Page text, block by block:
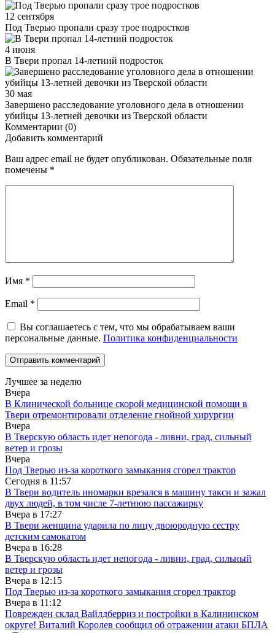
12 сентября
Под Тверью пропали сразу трое подростков
4 июня
В Твери пропал 14-летний подросток
30 мая
Завершено расследование уголовного дела в отношении
убийцы 13-летней девочки из Тверской области
Комментарии (0)
Добавить комментарий
Ваш адрес email не будет опубликован. Обязательные поля
помечены *
Имя *
Email *
Вы соглашаетесь с тем, что мы обрабатываем ваши
персональные данные. Политика конфиденциальности
Лучшее за неделю
Вчера
В Клинической больнице скорой медицинской помощи в
Твери отремонтировали отделение гнойной хирургии
Вчера
В Тверскую область идет непогода - ливни, град, сильный
ветер и грозы
Вчера
Под Тверью из-за короткого замыкания сгорел трактор
Сегодня в 11:57
В Твери водитель иномарки врезался в машину такси и зажал
двух людей, в том числе 7-летнюю пассажирку
Вчера в 17:27
В Твери женщина ударила по лицу двоюродную сестру
детским самокатом
Вчера в 16:28
В Тверскую область идет непогода - ливни, град, сильный
ветер и грозы
Вчера в 12:15
Под Тверью из-за короткого замыкания сгорел трактор
Вчера в 11:12
Поврежден склад Вайлдберриз и постройки в Калининском
округе! Виталий Королев сообщил об отражении атаки БПЛА